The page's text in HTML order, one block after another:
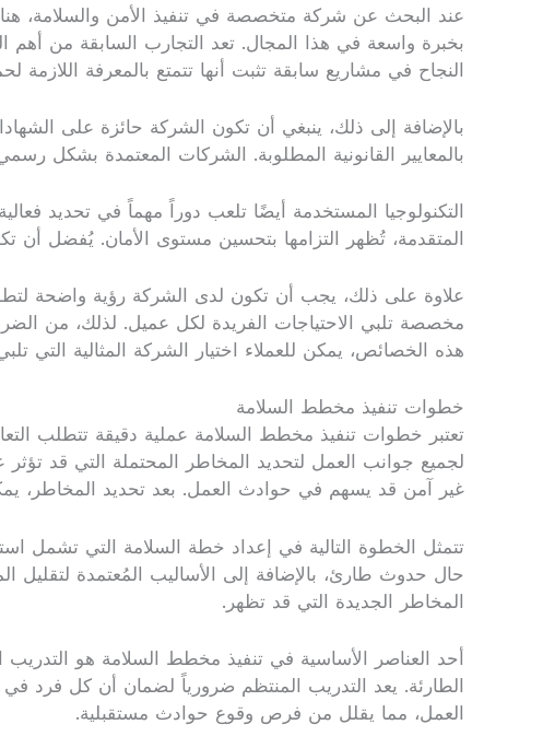
عند البحث عن شركة متخصصة في تنفيذ الأمن والسلامة،
بخبرة واسعة في هذا المجال. تعد التجارب السابقة من أهم
النجاح في مشاريع سابقة تثبت أنها تتمتع بالمعرفة اللازمة
بالإضافة إلى ذلك، ينبغي أن تكون الشركة حائزة على
بالمعايير القانونية المطلوبة. الشركات المعتمدة بشكل
التكنولوجيا المستخدمة أيضًا تلعب دوراً مهماً في تحديد
المتقدمة، تُظهر التزامها بتحسين مستوى الأمان. يُفضل أن
علاوة على ذلك، يجب أن تكون لدى الشركة رؤية واضحة
مخصصة تلبي الاحتياجات الفريدة لكل عميل. لذلك، من
هذه الخصائص، يمكن للعملاء اختيار الشركة المثالية التي
خطوات تنفيذ مخطط السلامة
تعتبر خطوات تنفيذ مخطط السلامة عملية دقيقة تتطلب
لجميع جوانب العمل لتحديد المخاطر المحتملة التي قد
غير آمن قد يسهم في حوادث العمل. بعد تحديد المخاطر،
تتمثل الخطوة التالية في إعداد خطة السلامة التي تشمل
حال حدوث طارئ، بالإضافة إلى الأساليب المُعتمدة
المخاطر الجديدة التي قد تظهر.
أحد العناصر الأساسية في تنفيذ مخطط السلامة هو
الطارئة. يعد التدريب المنتظم ضرورياً لضمان أن كل
العمل، مما يقلل من فرص وقوع حوادث مستقبلية.